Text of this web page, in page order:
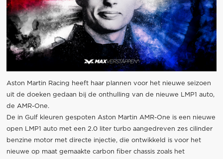
Aston Martin Racing heeft haar plannen voor het nieuwe seizoen
uit de doeken gedaan bij de onthulling van de nieuwe LMP1 auto,
de AMR-One.
De in Gulf kleuren gespoten Aston Martin AMR-One is een nieuwe
open LMP1 auto met een 2.0 liter turbo aangedreven zes cilinder
benzine motor met directe injectie, die ontwikkeld is voor het
nieuwe op maat gemaakte carbon fiber chassis zoals het